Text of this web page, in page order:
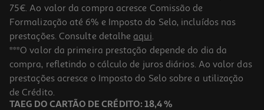
75€. Ao valor da compra acresce Comissão de
Formalização até 6% e Imposto do Selo, incluídos nas
prestações. Consulte detalhe aqui.
***O valor da primeira prestação depende do dia da
compra, refletindo o cálculo de juros diários. Ao valor das
prestações acresce o Imposto do Selo sobre a utilização
de Crédito.
TAEG DO CARTÃO DE CRÉDITO: 18,4 %